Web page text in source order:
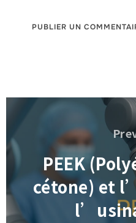
Navigation
l’article
PEEK
cétone) et